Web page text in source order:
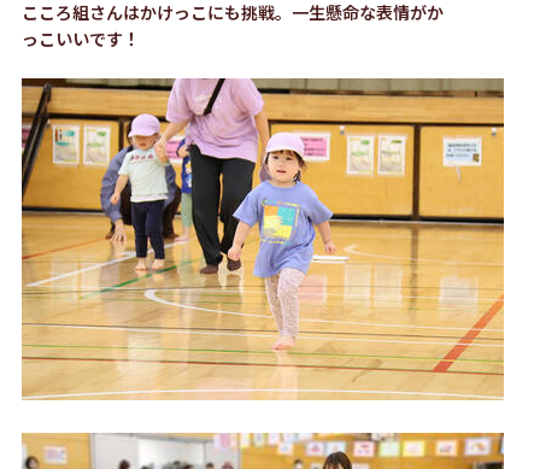
こころ組さんはかけっこにも挑戦。一生懸命な表情がか
っこいいです！